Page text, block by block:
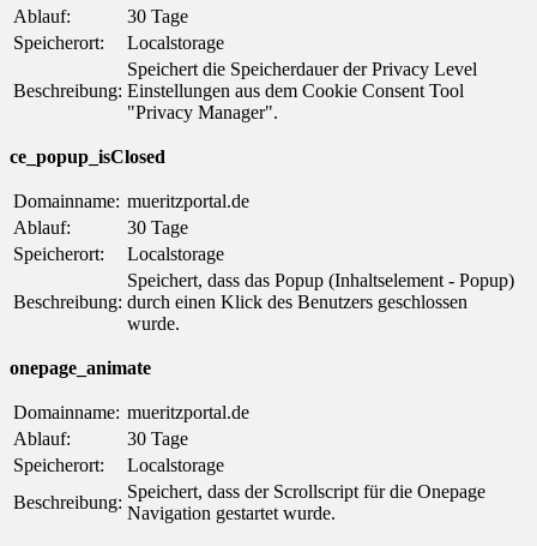
Ablauf:
30 Tage
Speicherort:
Localstorage
Beschreibung:
Speichert die Speicherdauer der Privacy Level
Einstellungen aus dem Cookie Consent Tool
"Privacy Manager".
ce_popup_isClosed
Domainname: mueritzportal.de
Ablauf:
30 Tage
Speicherort:
Localstorage
Beschreibung:
Speichert, dass das Popup (Inhaltselement - Popup)
durch einen Klick des Benutzers geschlossen
wurde.
onepage_animate
Domainname: mueritzportal.de
Ablauf:
30 Tage
Speicherort:
Localstorage
Beschreibung:
Speichert, dass der Scrollscript für die Onepage
Navigation gestartet wurde.